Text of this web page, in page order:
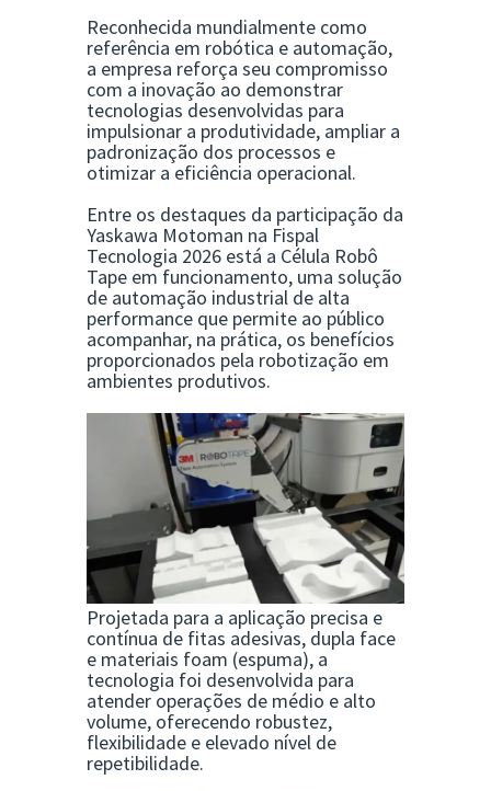
Reconhecida mundialmente como
referência em robótica e automação,
a empresa reforça seu compromisso
com a inovação ao demonstrar
tecnologias desenvolvidas para
impulsionar a produtividade, ampliar a
padronização dos processos e
otimizar a eficiência operacional.
Entre os destaques da participação da
Yaskawa Motoman na Fispal
Tecnologia 2026 está a Célula Robô
Tape em funcionamento, uma solução
de automação industrial de alta
performance que permite ao público
acompanhar, na prática, os benefícios
proporcionados pela robotização em
ambientes produtivos.
Projetada para a aplicação precisa e
contínua de fitas adesivas, dupla face
e materiais foam (espuma), a
tecnologia foi desenvolvida para
atender operações de médio e alto
volume, oferecendo robustez,
flexibilidade e elevado nível de
repetibilidade.